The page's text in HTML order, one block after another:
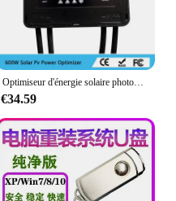
Optimiseur d'énergie solaire photovoltaïque 600W optimiseur d'énergie solaire optimiseur pv onduleur haute compatibilité 99.99% stable fiable
€34.59